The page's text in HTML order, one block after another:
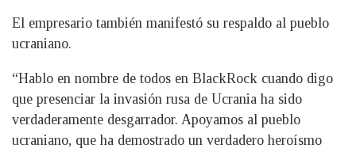
El empresario también manifestó su respaldo al pueblo
ucraniano.
“Hablo en nombre de todos en BlackRock cuando digo
que presenciar la invasión rusa de Ucrania ha sido
verdaderamente desgarrador. Apoyamos al pueblo
ucraniano, que ha demostrado un verdadero heroísmo